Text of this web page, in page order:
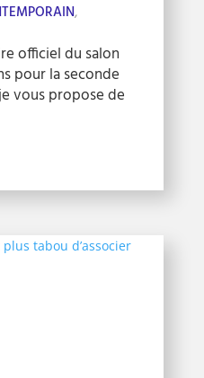
,
officiel du salon
pour la seconde
vous propose de